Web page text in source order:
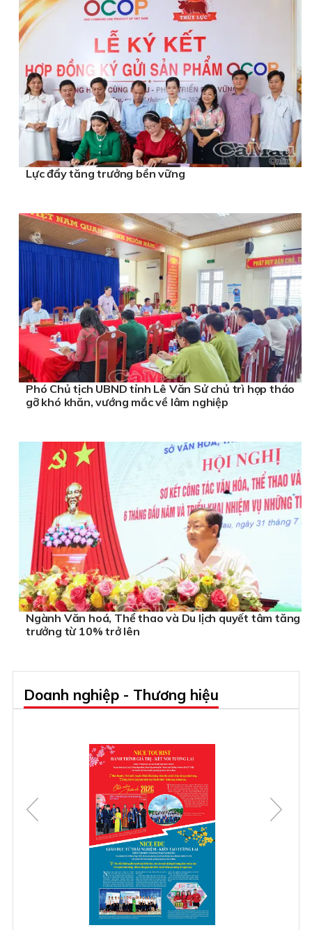
Lực đẩy tăng trưởng bền vững
Phó Chủ tịch UBND tỉnh Lê Văn Sử chủ trì họp tháo
gỡ khó khăn, vướng mắc về lâm nghiệp
Ngành Văn hoá, Thể thao và Du lịch quyết tâm tăng
trưởng từ 10% trở lên
Doanh nghiệp - Thương hiệu